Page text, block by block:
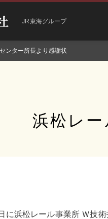
JR東海グループ
ンター所長より感謝状
浜松レ
に浜松レール事業所 Ｗ技